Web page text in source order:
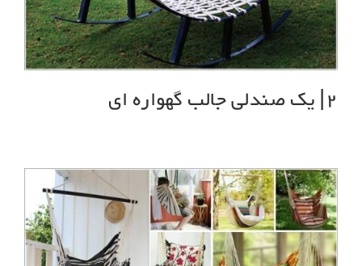
2| یک صندلی جالب گهواره ای